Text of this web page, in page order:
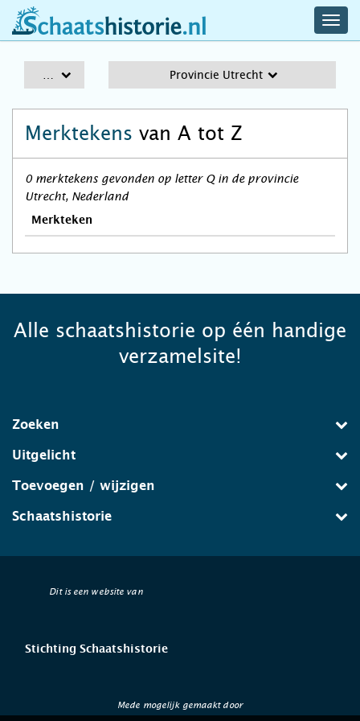
schaatshistorie.nl
Provincie Utrecht
Merktekens van A tot Z
0 merktekens gevonden op letter Q in de provincie
Utrecht, Nederland
Merkteken
Alle schaatshistorie op één handige
verzamelsite!
Zoeken
Uitgelicht
Toevoegen / wijzigen
Schaatshistorie
Dit is een website van
Stichting Schaatshistorie
Mede mogelijk gemaakt door